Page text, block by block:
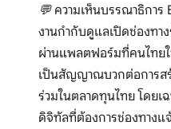
💬 ความเห็นบรรณาธิกา
งานกำกับดูแลเปิดช่องทา
ผ่านแพลตฟอร์มที่คนไทย
เป็นสัญญาณบวกต่อการสร้
ร่วมในตลาดทุนไทย โดย
ดิจิทัลที่ต้องการช่องทางแจ้